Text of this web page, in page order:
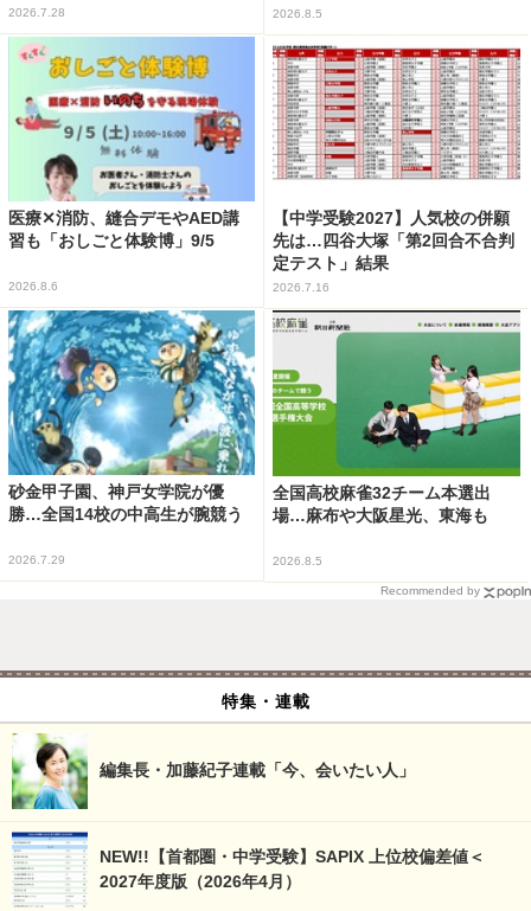
2026.7.28 2026.8.5
医療✕消防、縫合デモやAED講
習も「おしごと体験博」9/5
2026.8.6
【中学受験2027】人気校の併願
先は…四谷大塚「第2回合不合判
定テスト」結果
2026.7.16
砂金甲子園、神戸女学院が優
勝…全国14校の中高生が腕競う
2026.7.29
全国高校麻雀32チーム本選出
場…麻布や大阪星光、東海も
2026.8.5
Recommended by
特集・連載
編集長・加藤紀子連載「今、会いたい人」
NEW!!【首都圏・中学受験】SAPIX 上位校偏差値＜
2027年度版（2026年4月）